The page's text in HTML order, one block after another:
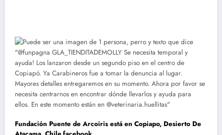
Fundación Puente de Arcoiris está en Copiapo, Desierto De